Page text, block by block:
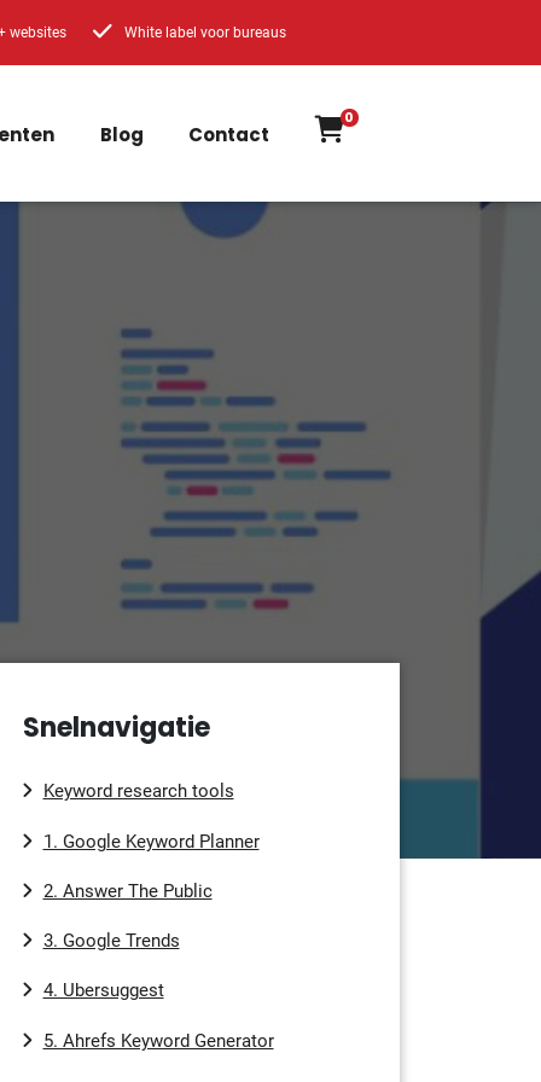
websites White label voor bureaus
Blog Contact
0
Snelnavigatie
Keyword research tools
1. Google Keyword Planner
2. Answer The Public
3. Google Trends
4. Ubersuggest
5. Ahrefs Keyword Generator